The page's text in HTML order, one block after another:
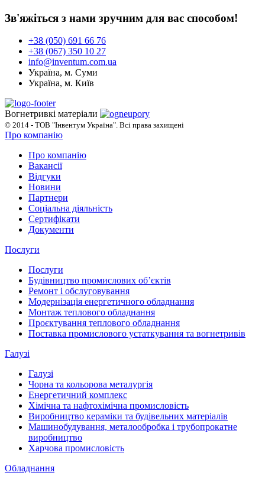
Зв'яжіться з нами зручним для вас способом!
+38 (050) 691 66 76
+38 (067) 350 10 27
info@inventum.com.ua
Україна, м. Суми
Україна, м. Київ
Вогнетривкі матеріали
© 2014 - ТОВ "Інвентум Україна". Всі права захищені
Про компанію
Про компанію
Вакансії
Відгуки
Новини
Партнери
Соціальна діяльність
Сертифікати
Документи
Послуги
Послуги
Будівництво промислових обʼєктів
Ремонт і обслуговування
Модернізація енергетичного обладнання
Монтаж теплового обладнання
Проєктування теплового обладнання
Поставка промислового устаткування та вогнетривів
Галузі
Галузі
Чорна та кольорова металургія
Енергетичний комплекс
Хімічна та нафтохімічна промисловість
Виробництво кераміки та будівельних матеріалів
Машинобудування, металообробка і трубопрокатне
виробництво
Харчова промисловість
Обладнання